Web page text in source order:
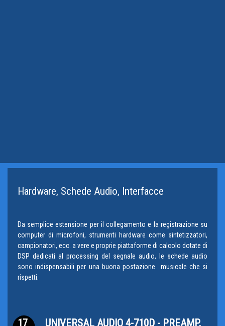
Hardware, Schede Audio, Interfacce
Da semplice estensione per il collegamento e la registrazione su
computer di microfoni, strumenti hardware come sintetizzatori,
campionatori, ecc. a vere e proprie piattaforme di calcolo dotate di
DSP dedicati al processing del segnale audio, le schede audio
sono indispensabili per una buona postazione musicale che si
rispetti.
17
UNIVERSAL AUDIO 4-710D - PREAMP,